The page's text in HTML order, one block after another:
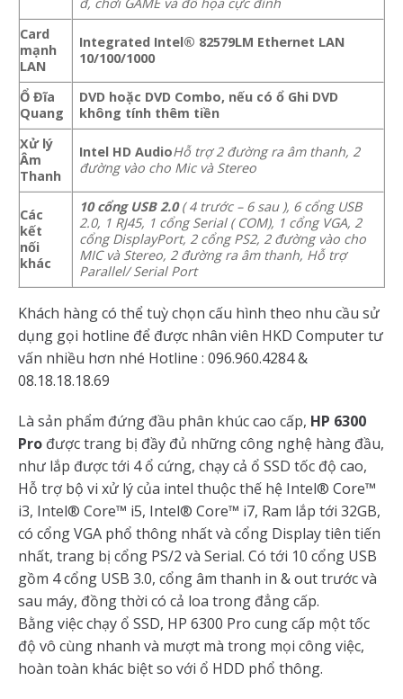
Card
mạnh
LAN
Integrated Intel® 82579LM Ethernet LAN
10/100/1000
Ổ Đĩa
Quang
DVD hoặc DVD Combo, nếu có ổ Ghi DVD
không tính thêm tiền
Xử lý
Âm
Thanh
Intel HD AudioHỗ trợ 2 đường ra âm thanh, 2
đường vào cho Mic và Stereo
Các
kết
nối
khác
10 cổng USB 2.0( 4 trước – 6 sau ), 6 cổng USB
2.0, 1 RJ45, 1 cổng Serial ( COM), 1 cổng VGA, 2
cổng DisplayPort, 2 cổng PS2, 2 đường vào cho
MIC và Stereo, 2 đường ra âm thanh, Hỗ trợ
Parallel/ Serial Port
Khách hàng có thể tuỳ chọn cấu hình theo nhu cầu sử
dụng gọi hotline để được nhân viên HKD Computer tư
vấn nhiều hơn nhé Hotline : 096.960.4284 &
08.18.18.18.69
Là sản phẩm đứng đầu phân khúc cao cấp, HP 6300
Pro được trang bị đầy đủ những công nghệ hàng đầu,
như lắp được tới 4 ổ cứng, chạy cả ổ SSD tốc độ cao,
Hỗ trợ bộ vi xử lý của intel thuộc thế hệ Intel® Core™
i3, Intel® Core™ i5, Intel® Core™ i7, Ram lắp tới 32GB,
có cổng VGA phổ thông nhất và cổng Display tiên tiến
nhất, trang bị cổng PS/2 và Serial. Có tới 10 cổng USB
gồm 4 cổng USB 3.0, cổng âm thanh in & out trước và
sau máy, đồng thời có cả loa trong đẳng cấp.
Bằng việc chạy ổ SSD, HP 6300 Pro cung cấp một tốc
độ vô cùng nhanh và mượt mà trong mọi công việc,
hoàn toàn khác biệt so với ổ HDD phổ thông.